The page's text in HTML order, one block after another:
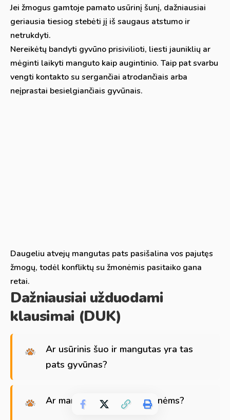
Jei žmogus gamtoje pamato usūrinį šunį, dažniausiai
geriausia tiesiog stebėti jį iš saugaus atstumo ir
netrukdyti.
Nereikėtų bandyti gyvūno prisivilioti, liesti jauniklių ar
mėginti laikyti manguto kaip augintinio. Taip pat svarbu
vengti kontakto su sergančiai atrodančiais arba
neįprastai besielgiančiais gyvūnais.
Daugeliu atvejų mangutas pats pasišalina vos pajutęs
žmogų, todėl konfliktų su žmonėmis pasitaiko gana
retai.
Dažniausiai užduodami
klausimai (DUK)
Ar usūrinis šuo ir mangutas yra tas
pats gyvūnas?
Ar mangutai pavojingi žmonėms?